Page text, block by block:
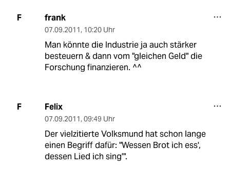
F frank
07.09.2011, 10:20 Uhr
Man könnte die Industrie ja auch stärker
besteuern & dann vom "gleichen Geld" die
Forschung finanzieren. ^^
F Felix
07.09.2011, 09:49 Uhr
Der vielzitierte Volksmund hat schon lange
einen Begriff dafür: "Wessen Brot ich ess',
dessen Lied ich sing'".